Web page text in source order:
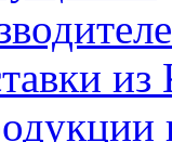
из